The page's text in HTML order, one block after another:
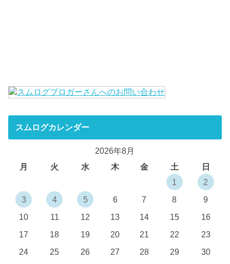
スムログカレンダー
2026年8月
月
火 水 木 金 土
日
1
2
3
4 5 6 7 8
9
10
11 12 13 14 15
16
17
18 19 20 21 22
23
24
25 26 27 28 29
30